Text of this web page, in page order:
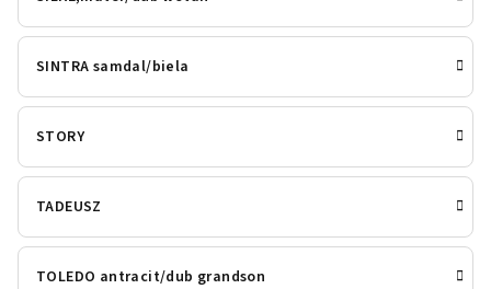
SINTRA samdal/biela
STORY
TADEUSZ
TOLEDO antracit/dub grandson